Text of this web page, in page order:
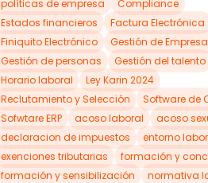
políticas de empresa
Compliance
Estados financieros
Factura Electrónica
Finiquito Electrónico
Gestión de
Gestión de personas
Gestión del talento
Horario laboral
Ley Karin 2024
Reclutamiento y Selección
Software de
Sofwtare ERP
acoso laboral
acoso
declaracion de impuestos
entorno
exenciones tributarias
formación y
formación y sensibilización
normativa